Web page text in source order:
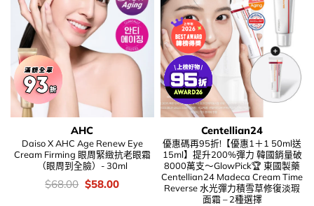
AHC
Daiso X AHC Age Renew Eye
Cream Firming 眼周緊緻抗老眼霜
（眼周到全臉）- 30ml
價
錢：
$68.00 Original
price
$58.00Current
Centellian24
優惠碼再95折!【優惠1＋1 50ml送
15ml】提升200%彈力 韓國銷量破
8000萬支～GlowPick🏆 東國製藥
Centellian24 Madeca Cream Time
Reverse 水光彈力積雪草修復淡瑕
面霜 – 2種選擇